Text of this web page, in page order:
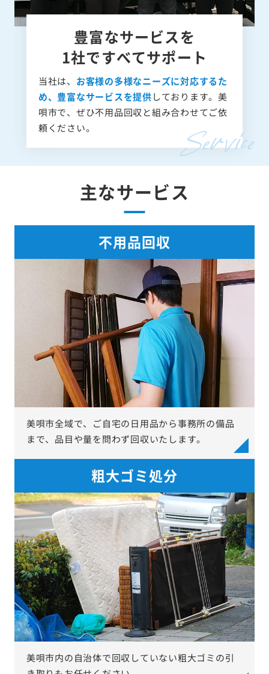
豊富なサービスを
1社ですべてサポート
当社は、 お客様の多様なニーズに対応するた
め、豊富なサービスを提供しております。美
唄市で、ぜひ不用品回収と組み合わせてご依
頼ください。
主なサービス
不用品回収
美唄市全域で、ご自宅の日用品から事務所の備品
まで、品目や量を問わず回収いたします。
粗大ゴミ処分
美唄市内の自治体で回収していない粗大ゴミの引